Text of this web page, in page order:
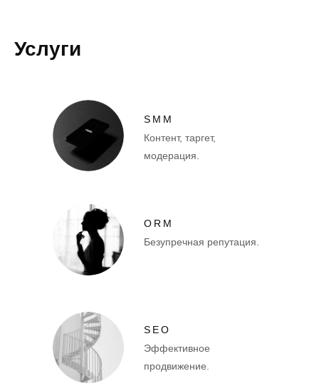
Услуги
Контент, таргет,
модерация.
Безупречная репутация.
Эффективное
продвижение.
SMM
ORM
SEO